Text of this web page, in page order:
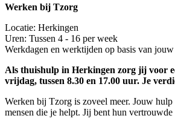
Werken bij Tzorg
Locatie: Herkingen
Uren: Tussen 4 - 16 per week
Werkdagen en werktijden op basis van
Als thuishulp in Herkingen zorg jij voor
vrijdag, tussen 8.30 en 17.00 uur. Je
Werken bij Tzorg is zoveel meer. Jouw
mensen die je helpt. Jij bent hun